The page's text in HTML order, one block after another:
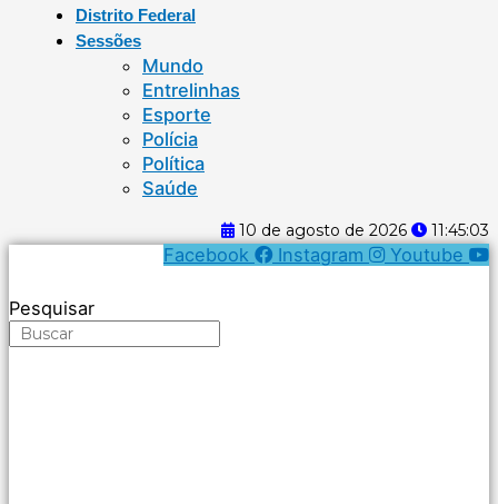
Distrito Federal
Sessões
Mundo
Entrelinhas
Esporte
Polícia
Política
Saúde
10 de agosto de 2026 11:45:04
Facebook Instagram Youtube
Pesquisar